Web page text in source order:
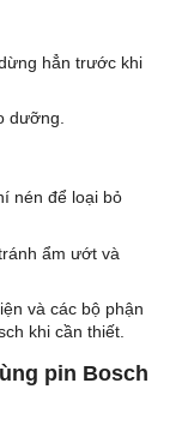
hẳn trước khi
dưỡng.
nén để loại bỏ
ẩm ướt và
và các bộ phận
khi cần thiết.
pin Bosch